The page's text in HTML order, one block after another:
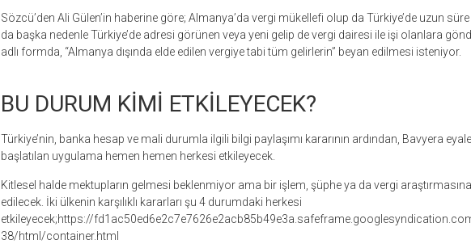
Sözcü’den Ali Gülen’in haberine göre; Almanya’da vergi mükellefi olup da Türkiye’de uzun süre
da başka nedenle Türkiye’de adresi görünen veya yeni gelip de vergi dairesi ile işi olanlara
adlı formda, “Almanya dışında elde edilen vergiye tabi tüm gelirlerin” beyan edilmesi isteniyor.
BU DURUM KİMİ ETKİLEYECEK?
Türkiye’nin, banka hesap ve mali durumla ilgili bilgi paylaşımı kararının ardından, Bavyera
başlatılan uygulama hemen hemen herkesi etkileyecek.
Kitlesel halde mektupların gelmesi beklenmiyor ama bir işlem, şüphe ya da vergi
edilecek. İki ülkenin karşılıklı kararları şu 4 durumdaki herkesi
etkileyecek;https://
38/html/container.html